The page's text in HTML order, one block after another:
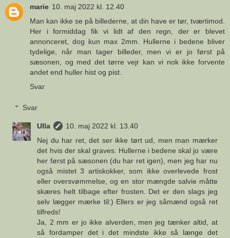
marie 10. maj 2022 kl. 12.40
Man kan ikke se på billederne, at din have er tør, tværtimod.
Her i formiddag fik vi lidt af den regn, der er blevet
annonceret, dog kun max 2mm. Hullerne i bedene bliver
tydelige, når man tager billeder, men vi er jo først på
sæsonen, og med det tørre vejr kan vi nok ikke forvente
andet end huller hist og pist.
Svar
Svar
Ulla
10. maj 2022 kl. 13.40
Nej du har ret, det ser ikke tørt ud, men man mærker
det hvis der skal graves. Hullerne i bedene skal jo være
her først på sæsonen (du har ret igen), men jeg har nu
også mistet 3 artiskokker, som ikke overlevede frost
eller oversvømmelse, og en stor mængde salvie måtte
skæres helt tilbage efter frosten. Det er den slags jeg
selv lægger mærke til:) Ellers er jeg såmænd også ret
tilfreds!
Ja, 2 mm er jo ikke alverden, men jeg tænker altid, at
så fordamper det i det mindste ikke så længe det